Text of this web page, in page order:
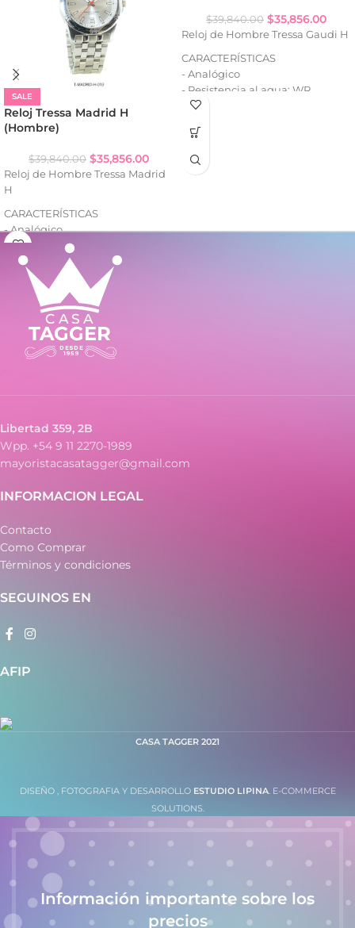
SALE
Reloj Tressa Madrid H
(Hombre)
$39,840.00 $35,856.00
Reloj de Hombre Tressa Madrid
H
CARACTERÍSTICAS
- Analógico
- Resistencia al agua: WR
- Caja de metal
- Malla de metal
$39,840.00 $35,856.00
Reloj de Hombre Tressa Gaudi H
CARACTERÍSTICAS
- Analógico
- Resistencia al agua: WR
- Caja de metal
Libertad 359, 2B
Wpp. +54 9 11 2270-1989
mayoristacasatagger@gmail.com
INFORMACION LEGAL
Contacto
Como Comprar
Términos y condiciones
SEGUINOS EN
AFIP
CASA TAGGER 2021
DISEÑO , FOTOGRAFIA Y DESARROLLO ESTUDIO LIPINA. E-COMMERCE
SOLUTIONS.
Información importante sobre los
precios